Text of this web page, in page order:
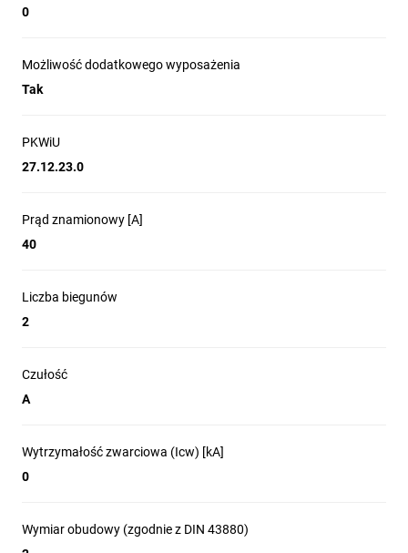
0
Możliwość dodatkowego wyposażenia
Tak
PKWiU
27.12.23.0
Prąd znamionowy [A]
40
Liczba biegunów
2
Czułość
A
Wytrzymałość zwarciowa (Icw) [kA]
0
Wymiar obudowy (zgodnie z DIN 43880)